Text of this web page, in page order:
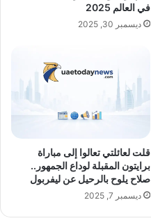
في العالم 2025
ديسمبر 30, 2025
قلت لعائلتي تعالوا إلى مباراة
برايتون المقبلة لوداع الجمهور..
صلاح يلوح بالرحيل عن ليفربول
ديسمبر 7, 2025